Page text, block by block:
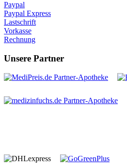
Paypal
Paypal Express
Lastschrift
Vorkasse
Rechnung
Unsere Partner